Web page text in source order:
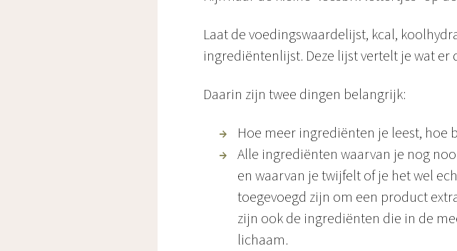
Laat de voedingswaardelijst, kcal,
ingrediëntenlijst. Deze lijst vertelt je wat
Daarin zijn twee dingen belangrijk:
Hoe meer ingrediënten je leest, hoe
Alle ingrediënten waarvan je nog
en waarvan je twijfelt of je het wel
toegevoegd zijn om een product
zijn ook de ingrediënten die in de
lichaam.